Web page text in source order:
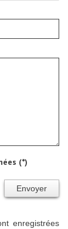
(*)
Envoyer
enregistrées